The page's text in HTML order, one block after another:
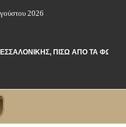
2026
ΠΊΣΩ ΑΠΌ ΤΑ ΦΏΤΑ